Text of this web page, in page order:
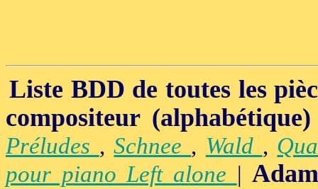
Liste BDD de toutes les
compositeur (alphabétique)
Préludes ,Schnee , Wald ,
pour piano Left alone |